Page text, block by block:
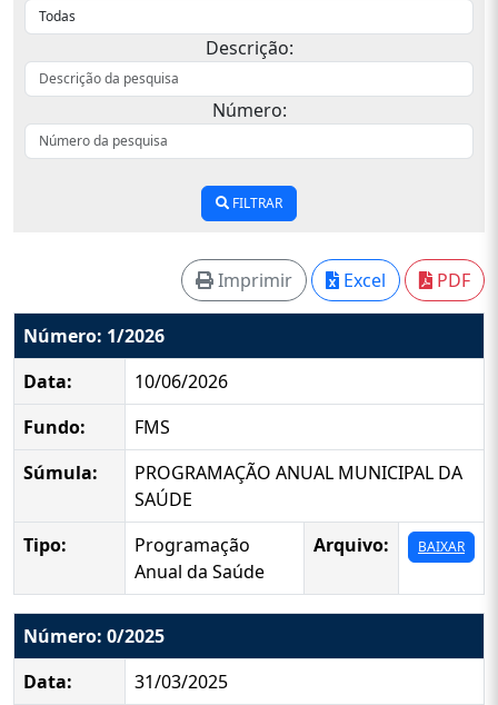
Descrição:
Número:
FILTRAR
Imprimir Excel PDF
Número: 1/2026
Data:
10/06/2026
Fundo:
FMS
Súmula:
PROGRAMAÇÃO ANUAL MUNICIPAL DA
SAÚDE
Tipo:
Programação
Anual da Saúde
Arquivo: BAIXAR
Número: 0/2025
Data:
31/03/2025